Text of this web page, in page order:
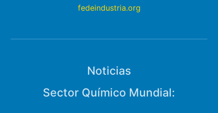
fedeindustria.org
Noticias
Sector Químico Mundial: